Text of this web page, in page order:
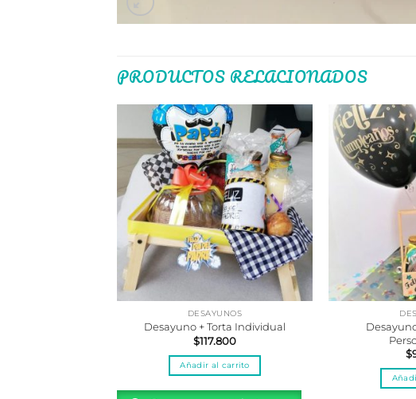
PRODUCTOS RELACIONADOS
DESAYUNOS
Desayuno + Torta Individual
$117.800
Añadir al carrito
$